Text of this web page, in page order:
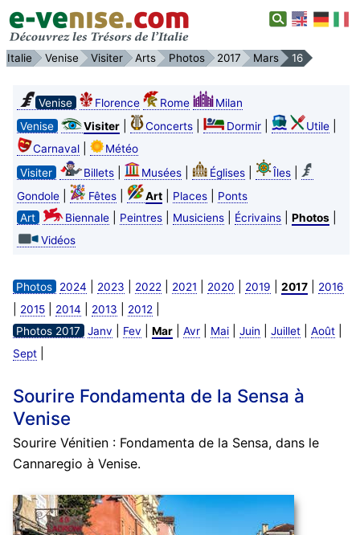
Italie Venise Visiter Arts Photos 2017 Mars 16
Venise Florence Rome
Milan
Venise
Visiter| Concerts| Dormir| Utile|
Carnaval|
Météo
Visiter
Billets| Musées| Églises| Îles|
Gondole| Fêtes| Art| Places|
Ponts
Art
Biennale| Peintres| Musiciens| Écrivains| Photos|
Vidéos
Photos 2024 2023 2022 2021 2020 2019 2017| 2016
2015| 2014 2013 2012
Photos 2017 Janv Fev Mar| Avr| Mai| Juin Juillet| Août|
Sept|
Sourire Fondamenta de la Sensa à
Venise
Sourire Vénitien : Fondamenta de la Sensa, dans le
Cannaregio à Venise.